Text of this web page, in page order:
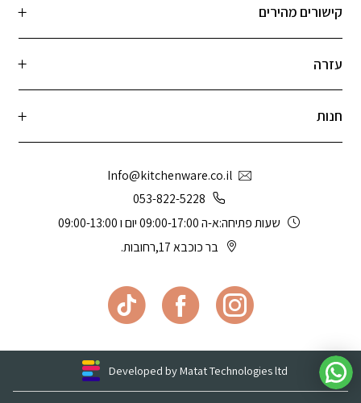
קישורים מהירים
עזרה
חנות
Info@kitchenware.co.il
053-822-5228
שעות פתיחה:א-ה 09:00-17:00 יום ו 09:00-13:00
בר כוכבא 17,רחובות.
Developed by Matat Technologies ltd